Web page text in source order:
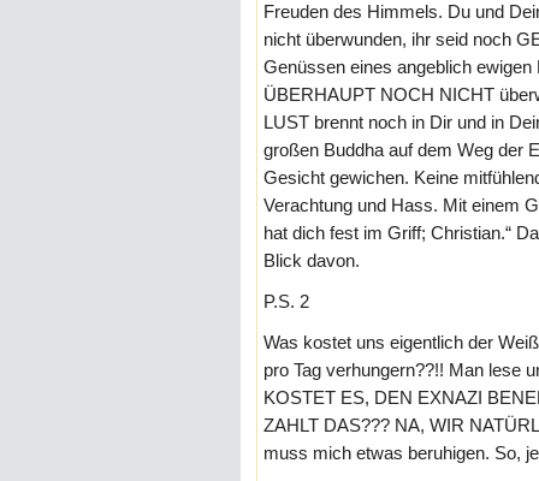
Freuden des Himmels. Du und
nicht überwunden, ihr seid noch
Genüssen eines angeblich
ÜBERHAUPT NOCH NICHT
LUST brennt noch in Dir und in
großen Buddha auf dem Weg der
Gesicht gewichen. Keine
Verachtung und Hass. Mit einem
hat dich fest im Griff; Christian.“
Blick davon.
P.S. 2
Was kostet uns eigentlich der
pro Tag verhungern??!! Man lese
KOSTET ES, DEN EXNAZI
ZAHLT DAS??? NA, WIR
muss mich etwas beruhigen. So,